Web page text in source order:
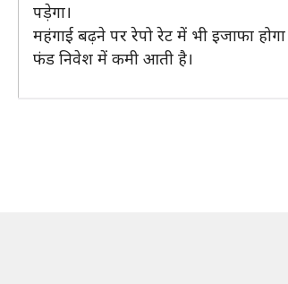
पड़ेगा।
महंगाई बढ़ने पर रेपो रेट में भी इजाफा
फंड निवेश में कमी आती है।